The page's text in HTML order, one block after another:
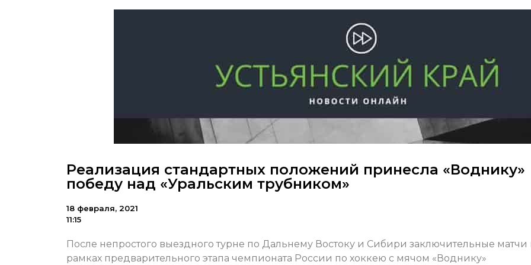
Реализация стандартных положений принесла «Воднику»
победу над «Уральским трубником»
18 февраля, 2021
11:15
После непростого выездного турне по Дальнему Востоку и Сибири заключительные матчи
рамках предварительного этапа чемпионата России по хоккею с мячом «Воднику»